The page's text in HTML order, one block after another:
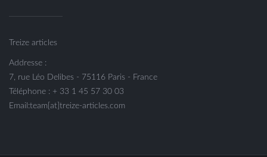
Treize articles
Addresse :
7, rue Léo Delibes - 75116 Paris - France
Téléphone : + 33 1 45 57 30 03
Email:team[at]treize-articles.com